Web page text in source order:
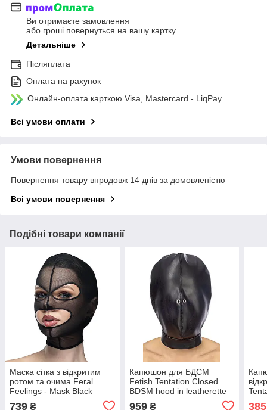
Ви отримаєте замовлення
або гроші повернуться на вашу картку
Детальніше
Післяплата
Оплата на рахунок
Онлайн-оплата карткою Visa, Mastercard - LiqPay
Всі умови оплати
Умови повернення
Повернення товару впродовж 14 днів за домовленістю
Всі умови повернення
Подібні товари компанії
Маска сітка з відкритим
ротом та очима Feral
Feelings - Mask Black
739 ₴
Капюшон для БДСМ
Fetish Tentation Closed
BDSM hood in leatherette
959₴